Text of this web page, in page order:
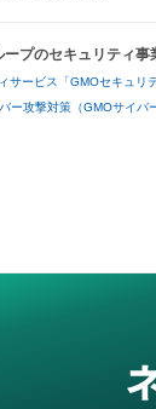
プのセキュリティ事
サービス「GMOセキュリ
ー攻撃対策（GMOサイバ